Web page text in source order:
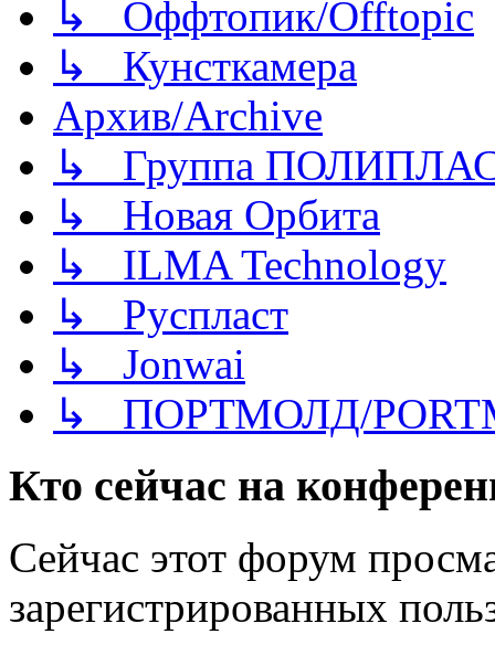
↳ Оффтопик/Offtopic
↳ Кунсткамера
Архив/Archive
↳ Группа
↳ Новая Орбита
↳ ILMA Technology
↳ Руспласт
↳ Jonwai
↳ ПОРТМОЛД/
Кто сейчас на
Сейчас этот форум
зарегистрированных